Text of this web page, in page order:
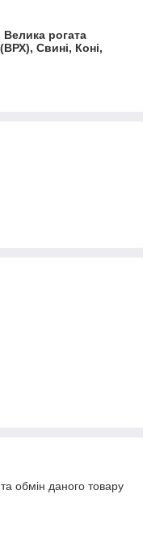
рогата
Свині, Коні,
обмін даного товару